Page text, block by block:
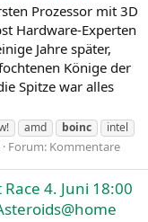
Prozessor mit 3D
Hardware-Experten
Jahre später,
Könige der
Spitze war alles
amd boinc
intel
Forum: Kommentare
4. Juni 18:00